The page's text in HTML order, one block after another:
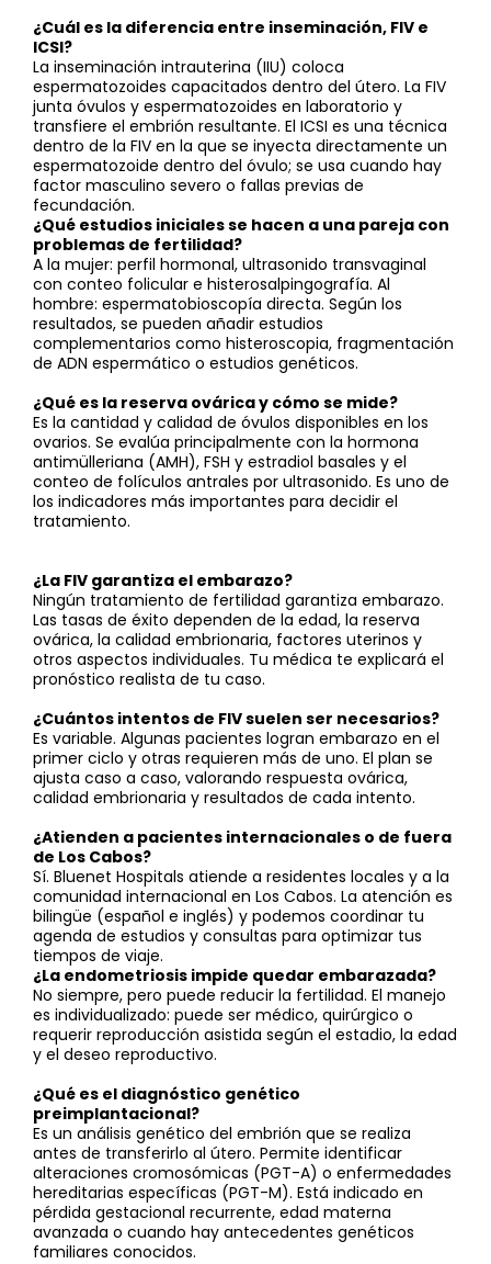
¿Cuál es la diferencia entre inseminación, FIV e
ICSI?
La inseminación intrauterina (IIU) coloca
espermatozoides capacitados dentro del útero. La FIV
junta óvulos y espermatozoides en laboratorio y
transfiere el embrión resultante. El ICSI es una técnica
dentro de la FIV en la que se inyecta directamente un
espermatozoide dentro del óvulo; se usa cuando hay
factor masculino severo o fallas previas de
fecundación.
¿Qué estudios iniciales se hacen a una pareja con
problemas de fertilidad?
A la mujer: perfil hormonal, ultrasonido transvaginal
con conteo folicular e histerosalpingografía. Al
hombre: espermatobioscopía directa. Según los
resultados, se pueden añadir estudios
complementarios como histeroscopia, fragmentación
de ADN espermático o estudios genéticos.
¿Qué es la reserva ovárica y cómo se mide?
Es la cantidad y calidad de óvulos disponibles en los
ovarios. Se evalúa principalmente con la hormona
antimülleriana (AMH), FSH y estradiol basales y el
conteo de folículos antrales por ultrasonido. Es uno de
los indicadores más importantes para decidir el
tratamiento.
¿La FIV garantiza el embarazo?
Ningún tratamiento de fertilidad garantiza embarazo.
Las tasas de éxito dependen de la edad, la reserva
ovárica, la calidad embrionaria, factores uterinos y
otros aspectos individuales. Tu médica te explicará el
pronóstico realista de tu caso.
¿Cuántos intentos de FIV suelen ser necesarios?
Es variable. Algunas pacientes logran embarazo en el
primer ciclo y otras requieren más de uno. El plan se
ajusta caso a caso, valorando respuesta ovárica,
calidad embrionaria y resultados de cada intento.
¿Atienden a pacientes internacionales o de fuera
de Los Cabos?
Sí. Bluenet Hospitals atiende a residentes locales y a la
comunidad internacional en Los Cabos. La atención es
bilingüe (español e inglés) y podemos coordinar tu
agenda de estudios y consultas para optimizar tus
tiempos de viaje.
¿La endometriosis impide quedar embarazada?
No siempre, pero puede reducir la fertilidad. El manejo
es individualizado: puede ser médico, quirúrgico o
requerir reproducción asistida según el estadio, la edad
y el deseo reproductivo.
¿Qué es el diagnóstico genético
preimplantacional?
Es un análisis genético del embrión que se realiza
antes de transferirlo al útero. Permite identificar
alteraciones cromosómicas (PGT-A) o enfermedades
hereditarias específicas (PGT-M). Está indicado en
pérdida gestacional recurrente, edad materna
avanzada o cuando hay antecedentes genéticos
familiares conocidos.